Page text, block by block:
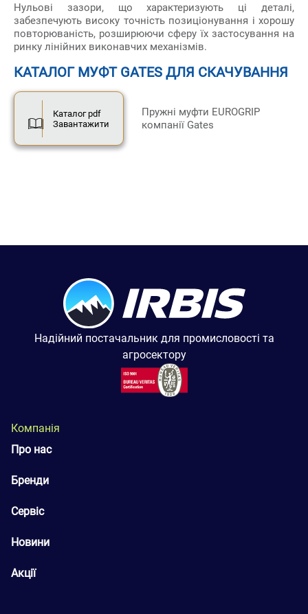
Нульові зазори, що характеризують ці деталі,
забезпечують високу точність позиціонування і хорошу
повторюваність, розширюючи сферу їх застосування на
ринку лінійних виконавчих механізмів.
КАТАЛОГ МУФТ GATES ДЛЯ СКАЧУВАННЯ
Каталог pdf
Завантажити
Пружні муфти EUROGRIP
компанії Gates
Надійний постачальник для промисловості та
агросектору
Компанія
Про нас
Бренди
Сервіс
Новини
Акції